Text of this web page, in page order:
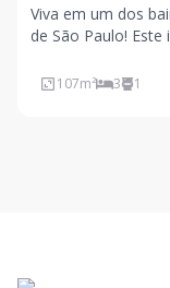
Viva em um dos
de São Paulo! Este
Condomínio
funcionalidade e
107m² 3 1